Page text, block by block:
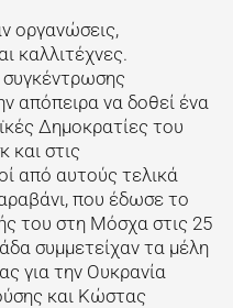
οργανώσεις,
καλλιτέχνες.
απόπειρα να δοθεί ένα
Δημοκρατίες του
και στις
από αυτούς τελικά
που έδωσε το
του στη Μόσχα στις 25
συμμετείχαν τα μέλη
για την Ουκρανία
και Κώστας